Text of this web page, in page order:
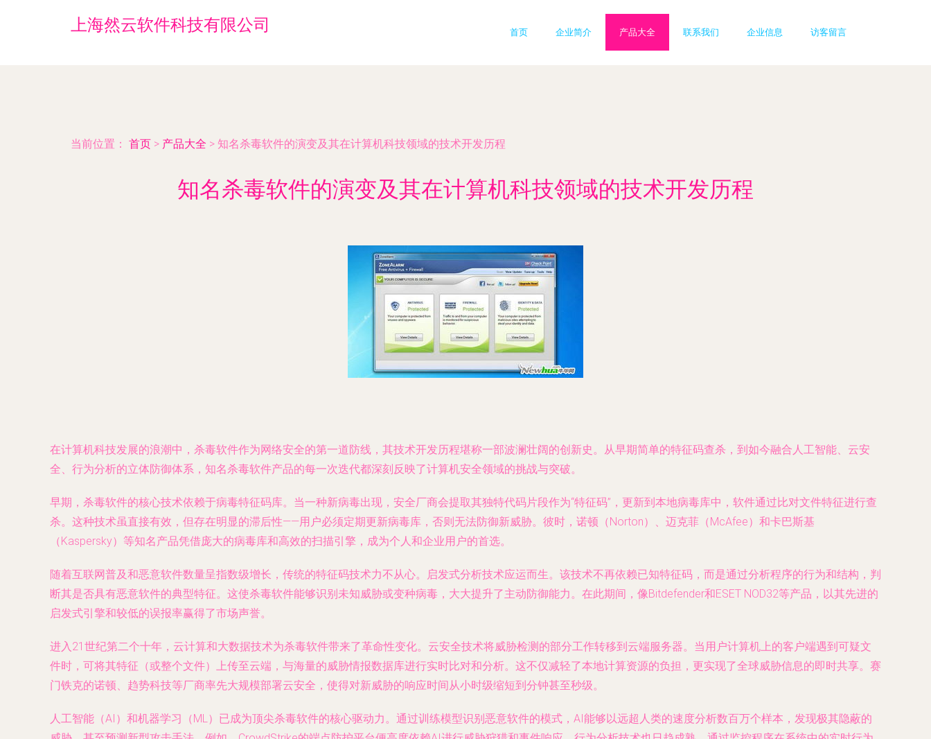
上海然云软件科技有限公司 首页 企业简介 产品大全 联系我们 企业信息 访客留言
当前位置： 首页 > 产品大全 > 知名杀毒软件的演变及其在计算机科技领域的技术开发历程
知名杀毒软件的演变及其在计算机科技领域的技术开发历程
在计算机科技发展的浪潮中，杀毒软件作为网络安全的第一道防线，其技术开发历程堪称一部波澜壮阔的创新史。从早期简单的特征码查杀，到如今融合人工智能、云安
全、行为分析的立体防御体系，知名杀毒软件产品的每一次迭代都深刻反映了计算机安全领域的挑战与突破。
早期，杀毒软件的核心技术依赖于病毒特征码库。当一种新病毒出现，安全厂商会提取其独特代码片段作为“特征码”，更新到本地病毒库中，软件通过比对文件特征进行查
杀。这种技术虽直接有效，但存在明显的滞后性——用户必须定期更新病毒库，否则无法防御新威胁。彼时，诺顿（Norton）、迈克菲（McAfee）和卡巴斯基
（Kaspersky）等知名产品凭借庞大的病毒库和高效的扫描引擎，成为个人和企业用户的首选。
随着互联网普及和恶意软件数量呈指数级增长，传统的特征码技术力不从心。启发式分析技术应运而生。该技术不再依赖已知特征码，而是通过分析程序的行为和结构，判
断其是否具有恶意软件的典型特征。这使杀毒软件能够识别未知威胁或变种病毒，大大提升了主动防御能力。在此期间，像Bitdefender和ESET NOD32等产品，以其先进的
启发式引擎和较低的误报率赢得了市场声誉。
进入21世纪第二个十年，云计算和大数据技术为杀毒软件带来了革命性变化。云安全技术将威胁检测的部分工作转移到云端服务器。当用户计算机上的客户端遇到可疑文
件时，可将其特征（或整个文件）上传至云端，与海量的威胁情报数据库进行实时比对和分析。这不仅减轻了本地计算资源的负担，更实现了全球威胁信息的即时共享。赛
门铁克的诺顿、趋势科技等厂商率先大规模部署云安全，使得对新威胁的响应时间从小时级缩短到分钟甚至秒级。
人工智能（AI）和机器学习（ML）已成为顶尖杀毒软件的核心驱动力。通过训练模型识别恶意软件的模式，AI能够以远超人类的速度分析数百万个样本，发现极其隐蔽的